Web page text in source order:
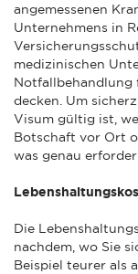
angemessenen
Unternehmens in
medizinischen
Notfallbehandlung
decken. Um
Visum gültig ist,
Botschaft vor Ort
was genau
Die
nachdem, wo Sie
Beispiel teurer als